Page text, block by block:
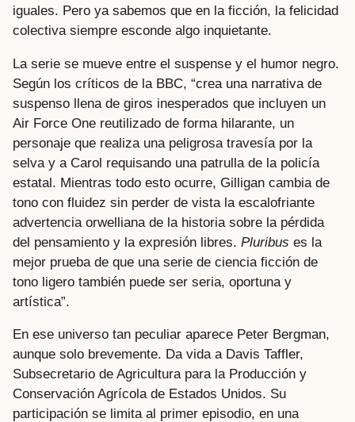
iguales. Pero ya sabemos que en la ficción, la felicidad
colectiva siempre esconde algo inquietante.
La serie se mueve entre el suspense y el humor negro.
Según los críticos de la BBC, “crea una narrativa de
suspenso llena de giros inesperados que incluyen un
Air Force One reutilizado de forma hilarante, un
personaje que realiza una peligrosa travesía por la
selva y a Carol requisando una patrulla de la policía
estatal. Mientras todo esto ocurre, Gilligan cambia de
tono con fluidez sin perder de vista la escalofriante
advertencia orwelliana de la historia sobre la pérdida
del pensamiento y la expresión libres. Pluribus es la
mejor prueba de que una serie de ciencia ficción de
tono ligero también puede ser seria, oportuna y
artística”.
En ese universo tan peculiar aparece Peter Bergman,
aunque solo brevemente. Da vida a Davis Taffler,
Subsecretario de Agricultura para la Producción y
Conservación Agrícola de Estados Unidos. Su
participación se limita al primer episodio, en una